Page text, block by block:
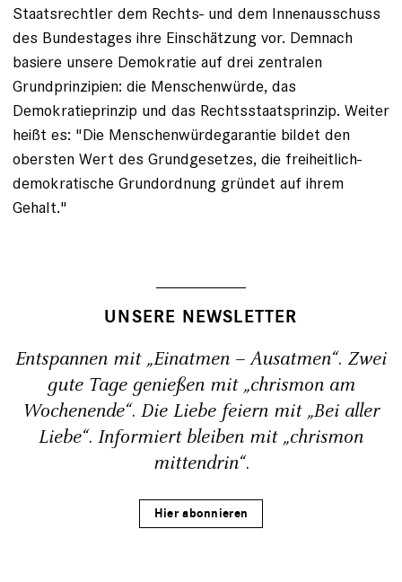
Staatsrechtler dem Rechts- und dem Innenausschuss
des Bundestages ihre Einschätzung vor. Demnach
basiere unsere Demokratie auf drei zentralen
Grundprinzipien: die Menschenwürde, das
Demokratieprinzip und das Rechtsstaatsprinzip. Weiter
heißt es: "Die Menschenwürdegarantie bildet den
obersten Wert des Grundgesetzes, die freiheitlich-
demokratische Grundordnung gründet auf ihrem
Gehalt."
UNSERE NEWSLETTER
Entspannen mit „Einatmen – Ausatmen“. Zwei
gute Tage genießen mit „chrismon am
Wochenende“. Die Liebe feiern mit „Bei aller
Liebe“. Informiert bleiben mit „chrismon
mittendrin“.
Hier abonnieren